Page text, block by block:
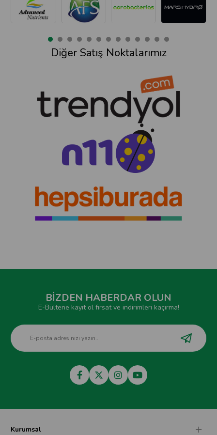
Diğer Satış Noktalarımız
BİZDEN HABERDAR OLUN
E-Bültene kayıt ol fırsat ve indirimleri kaçırma!
Kurumsal